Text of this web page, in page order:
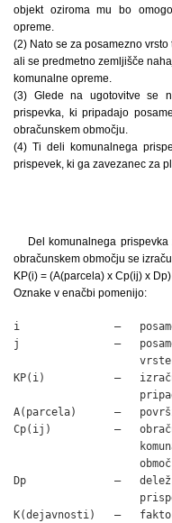
objekt oziroma mu bo
opreme.
(2) Nato se za posamezno
ali se predmetno zemljišče
komunalne opreme.
(3) Glede na ugotovitve se
prispevka, ki pripadajo
obračunskem območju.
(4) Ti deli komunalnega
prispevek, ki ga zavezanec za
Del komunalnega
obračunskem območju se
KP(i) = (A(parcela) x Cp(ij) x
Oznake v enačbi pomenijo:
i               –
j               –
KP(i)           –
A(parcela)      –
Cp(ij)          –
Dp              –   delež
K(dejavnosti)   –